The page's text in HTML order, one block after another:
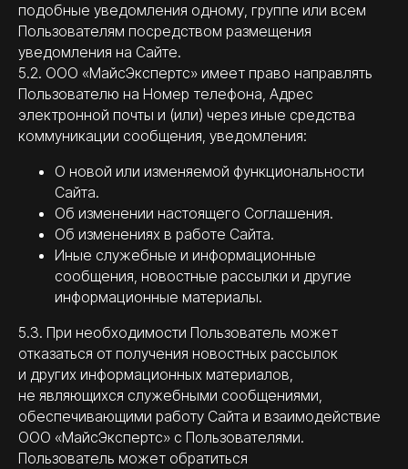
подобные уведомления одному, группе или всем
Пользователям посредством размещения
уведомления на Сайте.
5.2. ООО «МайсЭкспертс» имеет право направлять
Пользователю на Номер телефона, Адрес
электронной почты и (или) через иные средства
коммуникации сообщения, уведомления:
О новой или изменяемой функциональности
Сайта.
Об изменении настоящего Соглашения.
Об изменениях в работе Сайта.
Иные служебные и информационные
сообщения, новостные рассылки и другие
информационные материалы.
5.3. При необходимости Пользователь может
отказаться от получения новостных рассылок
и других информационных материалов,
не являющихся служебными сообщениями,
обеспечивающими работу Сайта и взаимодействие
ООО «МайсЭкспертс» с Пользователями.
Пользователь может обратиться